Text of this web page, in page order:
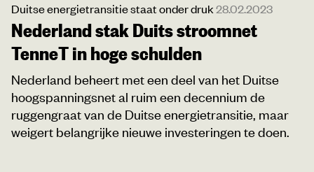
Duitse energietransitie staat onder druk28.02.2023
Nederland stak Duits stroomnet
TenneT in hoge schulden
Nederland beheert met een deel van het Duitse
hoogspanningsnet al ruim een decennium de
ruggengraat van de Duitse energietransitie, maar
weigert belangrijke nieuwe investeringen te doen.